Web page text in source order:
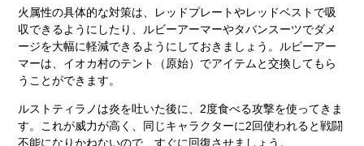
火属性の具体的な対策は、レッドプレートやレッドベストで吸
収できるようにしたり、ルビーアーマーやタバンスーツでダメ
ージを大幅に軽減できるようにしておきましょう。ルビーアー
マーは、イオカ村のテント（原始）でアイテムと交換してもら
うことができます。
ルストティラノは炎を吐いた後に、2度食べる攻撃を使ってきま
す。これが威力が高く、同じキャラクターに2回使われると戦闘
不能になりかねないので、すぐに回復させましょう。